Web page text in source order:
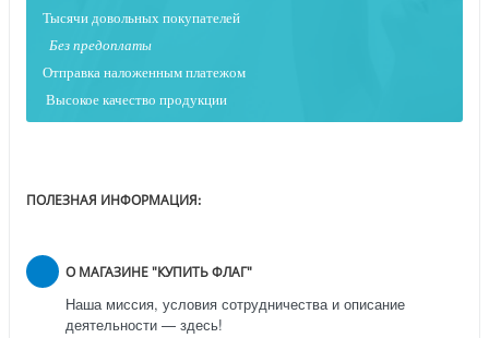
Тысячи довольных покупателей
Без предоплаты
Отправка наложенным платежом
Высокое качество продукции
ПОЛЕЗНАЯ ИНФОРМАЦИЯ:
О МАГАЗИНЕ "КУПИТЬ ФЛАГ"
Наша миссия, условия сотрудничества и описание
деятельности — здесь!